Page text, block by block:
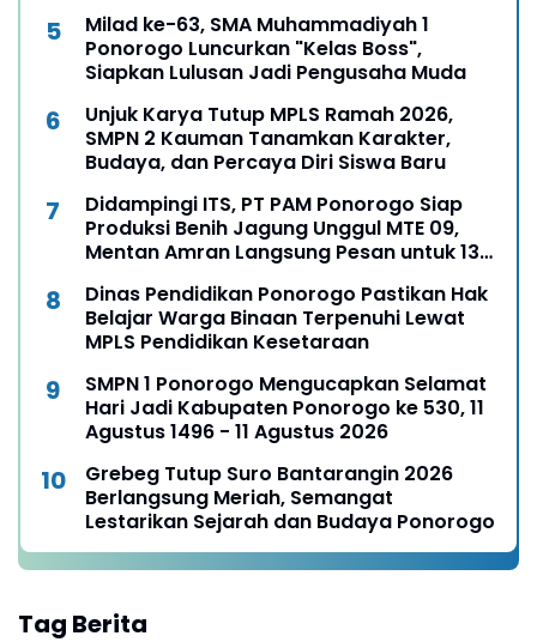
Milad ke-63, SMA Muhammadiyah 1
Ponorogo Luncurkan "Kelas Boss",
Siapkan Lulusan Jadi Pengusaha Muda
Unjuk Karya Tutup MPLS Ramah 2026,
SMPN 2 Kauman Tanamkan Karakter,
Budaya, dan Percaya Diri Siswa Baru
Didampingi ITS, PT PAM Ponorogo Siap
Produksi Benih Jagung Unggul MTE 09,
Mentan Amran Langsung Pesan untuk 13
Dinas Pendidikan Ponorogo Pastikan Hak
Belajar Warga Binaan Terpenuhi Lewat
MPLS Pendidikan Kesetaraan
SMPN 1 Ponorogo Mengucapkan Selamat
Hari Jadi Kabupaten Ponorogo ke 530, 11
Agustus 1496 - 11 Agustus 2026
Grebeg Tutup Suro Bantarangin 2026
Berlangsung Meriah, Semangat
Lestarikan Sejarah dan Budaya Ponorogo
Tag Berita